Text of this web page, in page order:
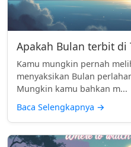
Apakah Bulan terbit di
Kamu mungkin pernah
menyaksikan Bulan
Mungkin kamu bahkan m...
Baca Selengkapnya →